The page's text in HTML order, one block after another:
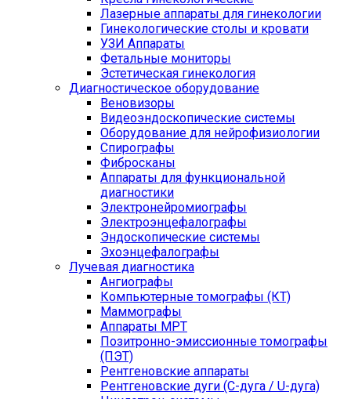
Лазерные аппараты для гинекологии
Гинекологические столы и кровати
УЗИ Аппараты
Фетальные мониторы
Эстетическая гинекология
Диагностическое оборудование
Веновизоры
Видеоэндоскопические системы
Оборудование для нейрофизиологии
Спирографы
Фибросканы
Аппараты для функциональной
диагностики
Электронейромиографы
Электроэнцефалографы
Эндоскопические системы
Эхоэнцефалографы
Лучевая диагностика
Ангиографы
Компьютерные томографы (КТ)
Маммографы
Аппараты МРТ
Позитронно-эмиссионные томографы
(ПЭТ)
Рентгеновские аппараты
Рентгеновские дуги (С-дуга / U-дуга)